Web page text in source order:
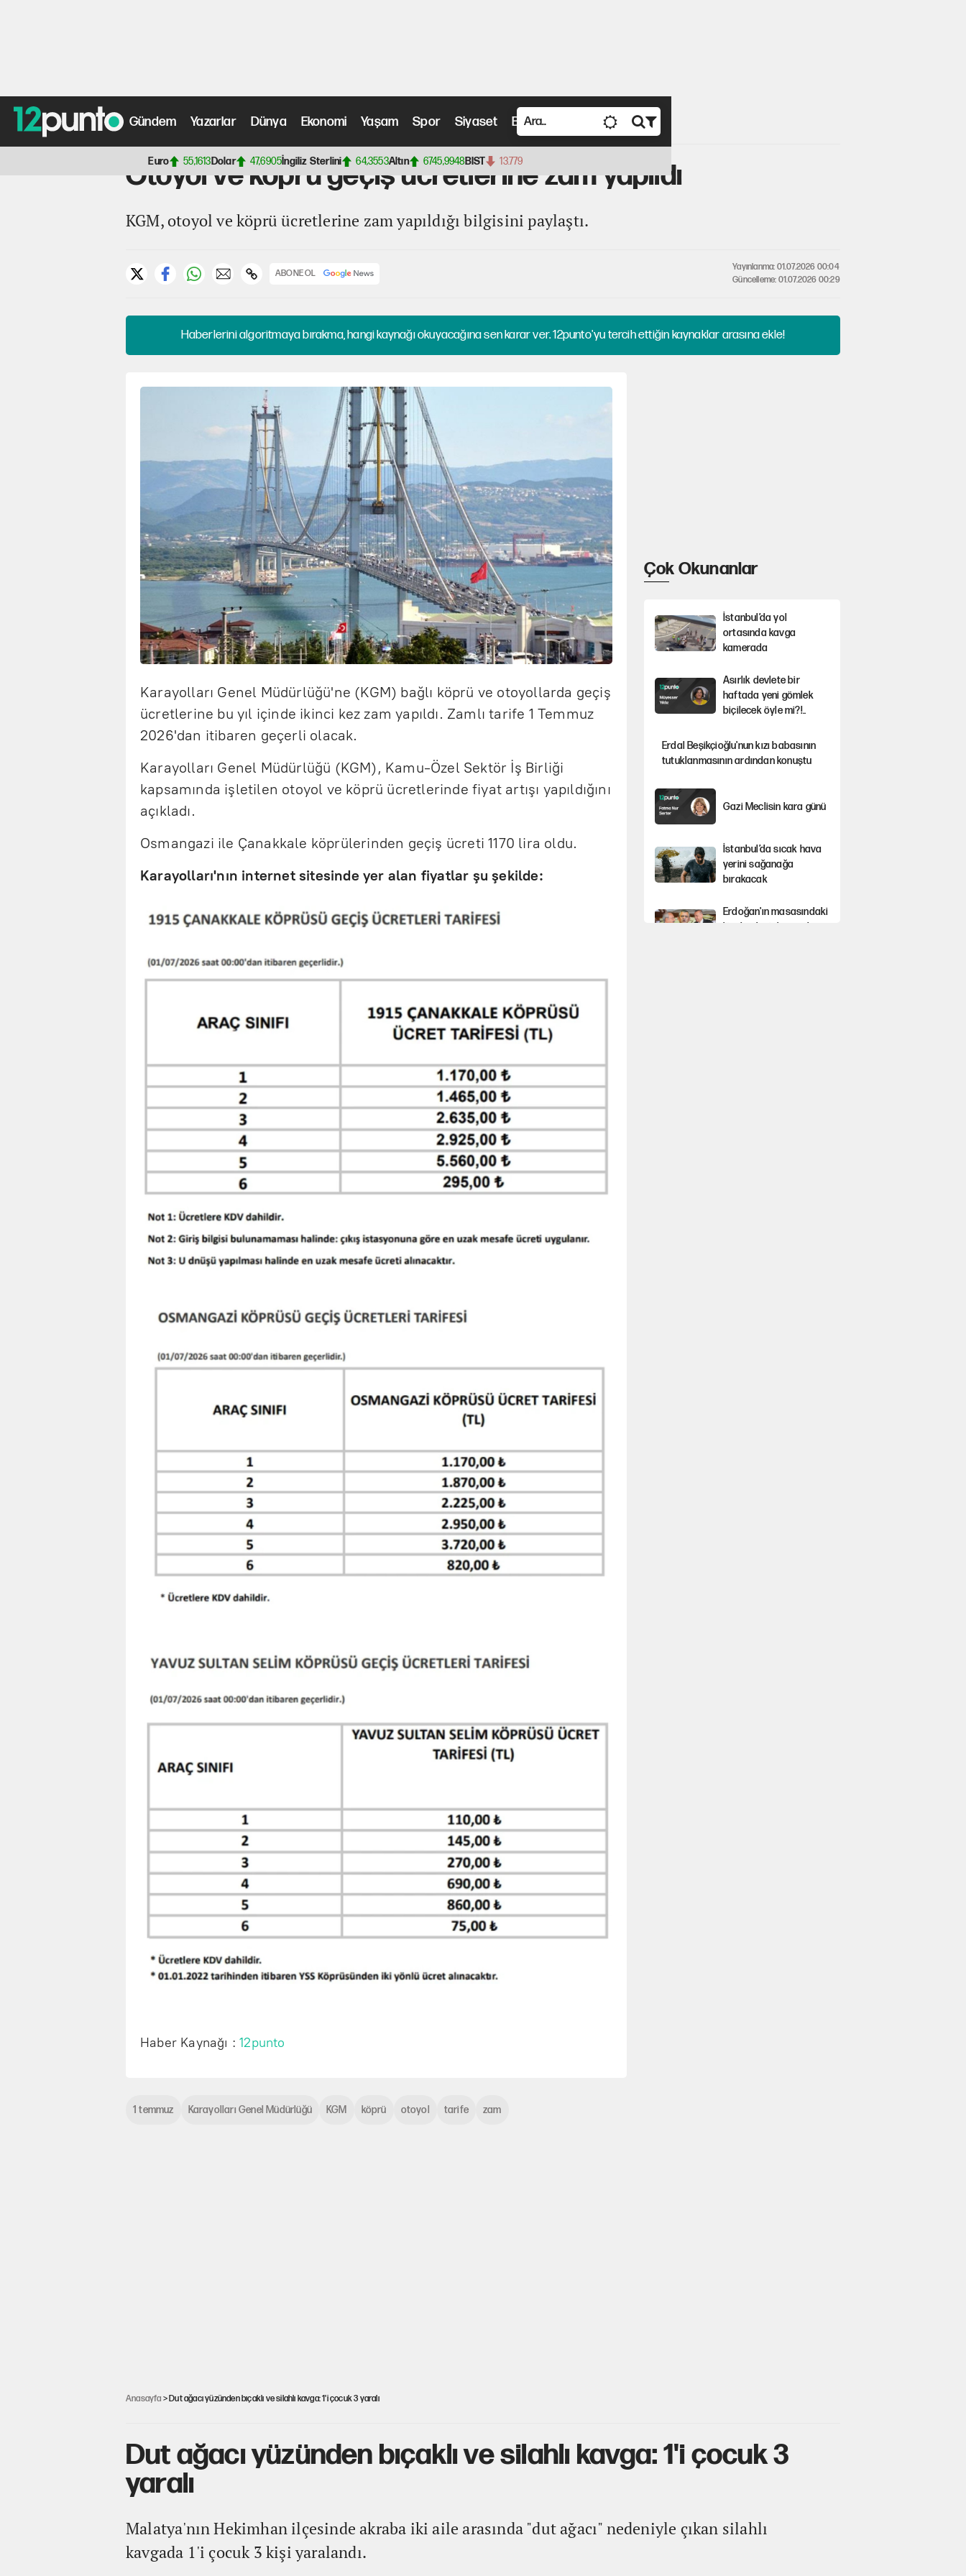
Gündem Yazarlar Dünya Ekonomi Yaşam Spor Siyaset Bilim ve Teknoloji Video
Euro 55,1613Dolar 47,6905İngiliz Sterlini 64,3553Altın 6745,9948BIST 13.779
Anasayfa>Ekonomi Haberleri> Otoyol ve köprü geçiş ücretlerine zam yapıldı
Otoyol ve köprü geçiş ücretlerine zam yapıldı
KGM, otoyol ve köprü ücretlerine zam yapıldığı bilgisini paylaştı.
ABONE OL
Yayınlanma: 01.07.2026 00:04
Güncelleme: 01.07.2026 00:29
Haberlerini algoritmaya bırakma, hangi kaynağı okuyacağına sen karar ver. 12punto'yu tercih ettiğin kaynaklar arasına ekle!
Karayolları Genel Müdürlüğü'ne (KGM) bağlı köprü ve otoyollarda geçiş
ücretlerine bu yıl içinde ikinci kez zam yapıldı. Zamlı tarife 1 Temmuz
2026'dan itibaren geçerli olacak.
Karayolları Genel Müdürlüğü (KGM), Kamu-Özel Sektör İş Birliği
kapsamında işletilen otoyol ve köprü ücretlerinde fiyat artışı yapıldığını
açıkladı.
Osmangazi ile Çanakkale köprülerinden geçiş ücreti 1170 lira oldu.
Karayolları'nın internet sitesinde yer alan fiyatlar şu şekilde:
Haber Kaynağı :12punto
Çok Okunanlar
İstanbul’da yol
ortasında kavga
kamerada
Asırlık devlete bir
haftada yeni gömlek
biçilecek öyle mi?!..
Erdal Beşikçioğlu'nun kızı babasının
tutuklanmasının ardından konuştu
Gazi Meclisin kara günü
İstanbul’da sıcak hava
yerini sağanağa
bırakacak
Erdoğan'ın masasındaki
'özel anketin' sonuçları
1 temmuz Karayolları Genel Müdürlüğü KGM köprü otoyol tarife zam
Anasayfa > Dut ağacı yüzünden bıçaklı ve silahlı kavga: 1'i çocuk 3 yaralı
Dut ağacı yüzünden bıçaklı ve silahlı kavga: 1'i çocuk 3
yaralı
Malatya'nın Hekimhan ilçesinde akraba iki aile arasında "dut ağacı" nedeniyle çıkan silahlı
kavgada 1'i çocuk 3 kişi yaralandı.